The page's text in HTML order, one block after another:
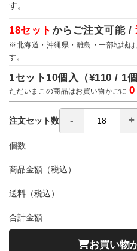
す。
18セット からご注文可能 /
※北海道・沖縄県・離島・一部地域
す。
1セット10個入（¥110 / 1
ただいまこの商品はお買い物かごに0
注文セット数
個数
商品金額（税込）
送料（税込）
合計金額
お買い物